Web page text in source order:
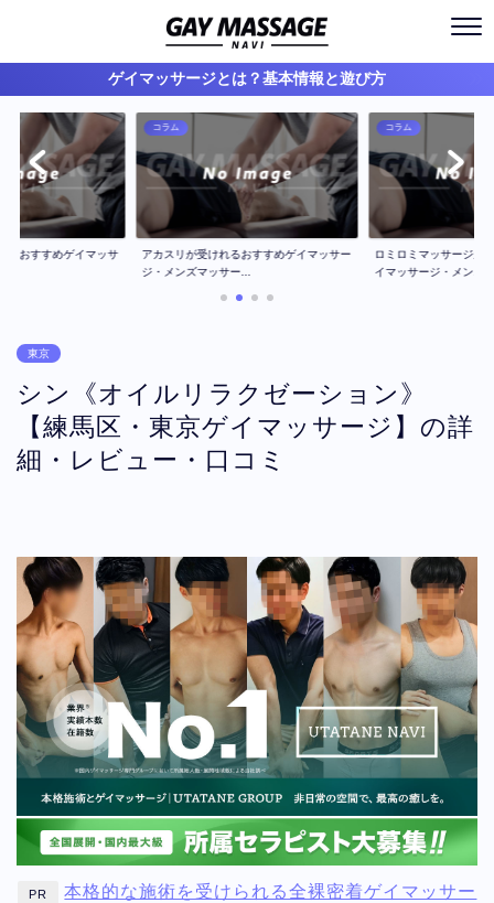
ゲイマッサージとは？基本情報と遊び方
のおすすめゲイマッサ
コラム
アカスリが受けれるおすすめゲイマッサー
ジ・メンズマッサー...
コラム
ロミロミマッサージが
イマッサージ・メン...
東京
シン《オイルリラクゼーション》
【練馬区・東京ゲイマッサージ】の詳
細・レビュー・口コミ
PR 本格的な施術を受けられる全裸密着ゲイマッサー